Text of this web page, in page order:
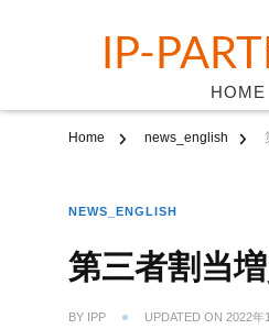
IP-
HOME
Home news_english
NEWS_ENGLISH
第三者割当
BY IPP UPDATED ON 2022年